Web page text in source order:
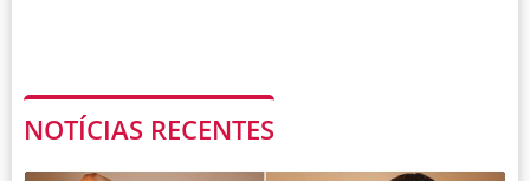
NOTÍCIAS RECENTES